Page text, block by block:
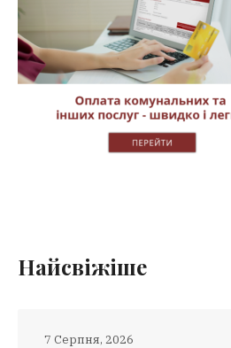
Найсвіжіше
7 Серпня, 2026